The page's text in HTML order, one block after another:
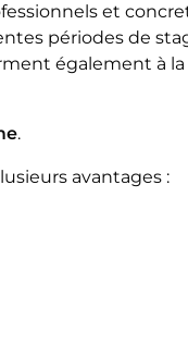
et
périodes de
également à la
.
avantages :